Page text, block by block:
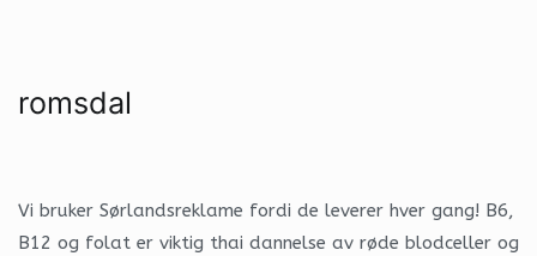
romsdal
Vi bruker Sørlandsreklame fordi de leverer hver gang! B6,
B12 og folat er viktig thai dannelse av røde blodceller og